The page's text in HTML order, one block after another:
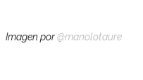
Imagen por@manolotaure